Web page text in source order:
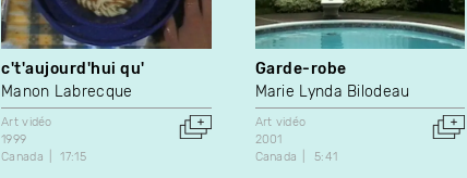
c't'aujourd'hui qu'
Manon Labrecque
Art vidéo
1999
Canada
17:15
Garde-robe
Marie Lynda Bilodeau
Art vidéo
2001
Canada
5:41